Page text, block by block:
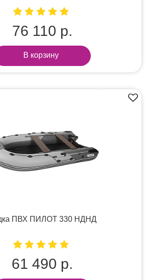
76 110 р.
В корзину
ПВХ ПИЛОТ 330 НДНД
61 490 р.